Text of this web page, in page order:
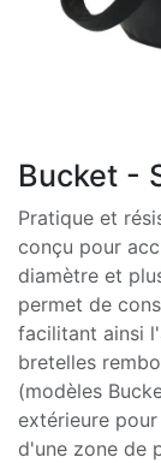
Bucket -
Pratique et
conçu pour
diamètre et
permet de
facilitant ainsi
bretelles
(modèles
extérieure
d'une zone de